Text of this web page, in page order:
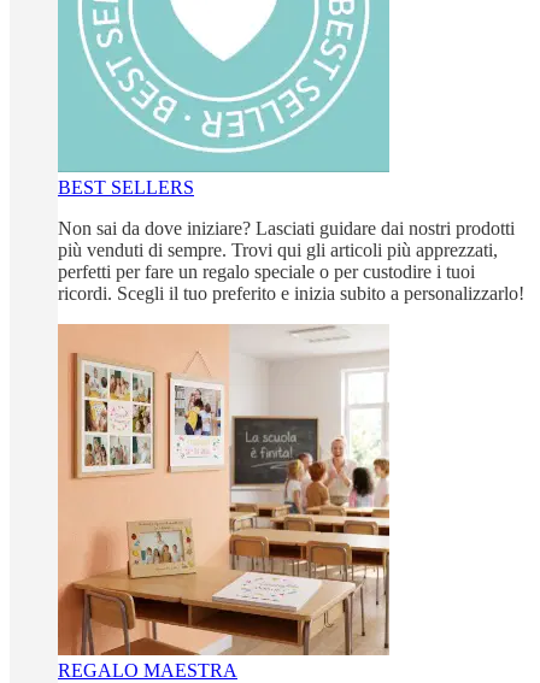
BEST SELLERS
Non sai da dove iniziare? Lasciati guidare dai nostri prodotti
più venduti di sempre. Trovi qui gli articoli più apprezzati,
perfetti per fare un regalo speciale o per custodire i tuoi
ricordi. Scegli il tuo preferito e inizia subito a personalizzarlo!
REGALO MAESTRA